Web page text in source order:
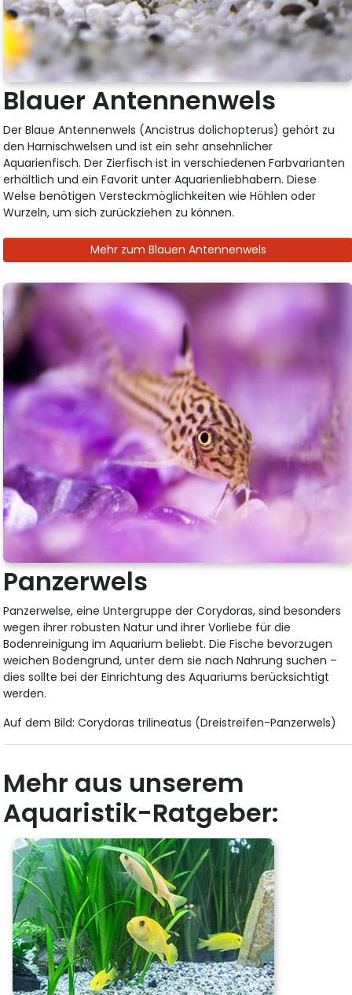
Blauer Antennenwels
Der Blaue Antennenwels (Ancistrus dolichopterus) gehört zu
den Harnischwelsen und ist ein sehr ansehnlicher
Aquarienfisch. Der Zierfisch ist in verschiedenen Farbvarianten
erhältlich und ein Favorit unter Aquarienliebhabern. Diese
Welse benötigen Versteckmöglichkeiten wie Höhlen oder
Wurzeln, um sich zurückziehen zu können.
Mehr zum Blauen Antennenwels
Panzerwels
Panzerwelse, eine Untergruppe der Corydoras, sind besonders
wegen ihrer robusten Natur und ihrer Vorliebe für die
Bodenreinigung im Aquarium beliebt. Die Fische bevorzugen
weichen Bodengrund, unter dem sie nach Nahrung suchen –
dies sollte bei der Einrichtung des Aquariums berücksichtigt
werden.
Auf dem Bild: Corydoras trilineatus (Dreistreifen-Panzerwels)
Mehr aus unserem
Aquaristik-Ratgeber: